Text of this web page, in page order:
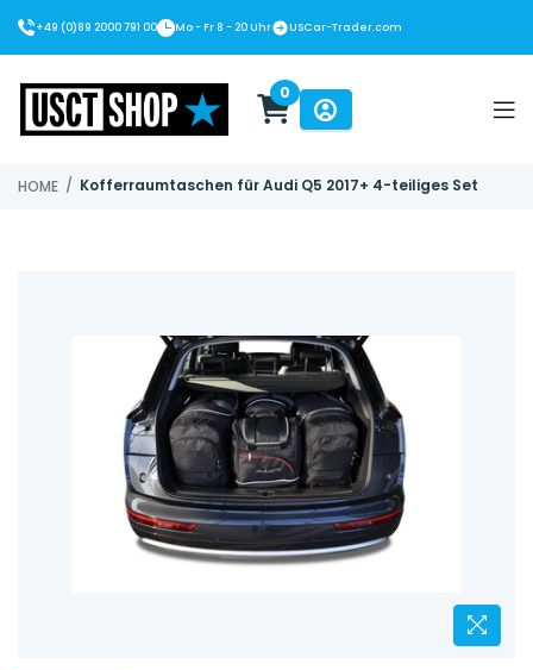
+49 (0)89 2000 791 00 Mo - Fr 8 - 20 Uhr USCar-Trader.com
0
HOME / Kofferraumtaschen für Audi Q5 2017+ 4-teiliges Set